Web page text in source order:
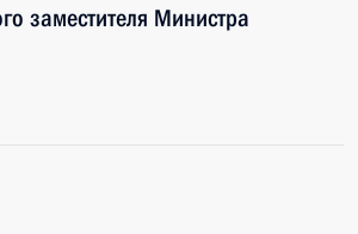
заместителя Министра